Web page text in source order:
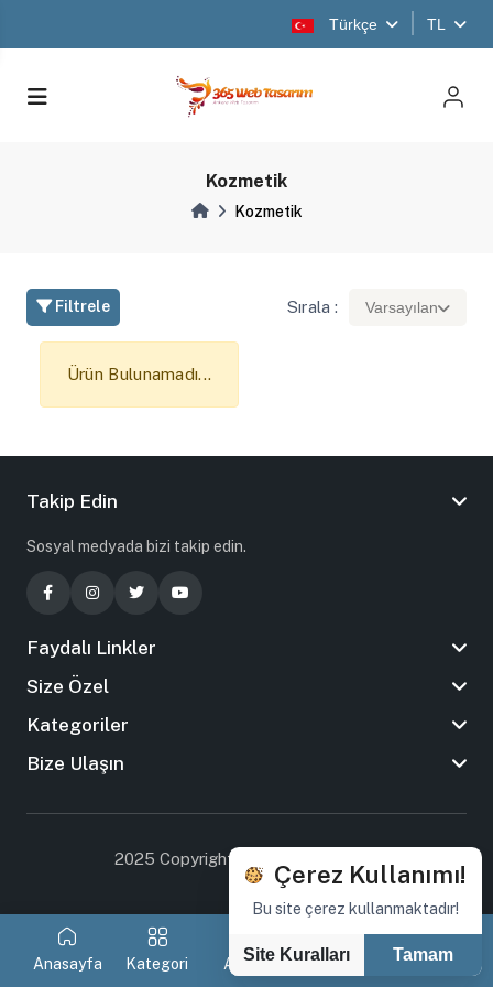
Türkçe TL
Anasayfa Kategori Arama Favorilerim Sepetim
Kozmetik
Kozmetik
Filtrele Sırala : Varsayılan
Ürün Bulunamadı...
Takip Edin
Sosyal medyada bizi takip edin.
Faydalı Linkler
Size Özel
Kategoriler
Bize Ulaşın
2025 Copyright By Tasarım Ankara
Çerez Kullanımı!
Bu site çerez kullanmaktadır!
Site Kuralları Tamam